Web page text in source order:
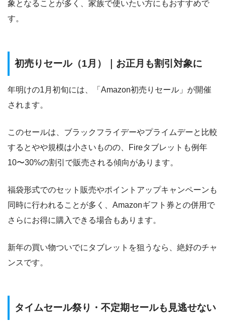
象となることが多く、家族で使いたい方にもおすすめで
す。
初売りセール（1月）｜お正月も割引対象に
年明けの1月初旬には、「Amazon初売りセール」が開催
されます。
このセールは、ブラックフライデーやプライムデーと比較
するとやや規模は小さいものの、Fireタブレットも例年
10〜30%の割引で販売される傾向があります。
福袋形式でのセット販売やポイントアップキャンペーンも
同時に行われることが多く、Amazonギフト券との併用で
さらにお得に購入できる場合もあります。
新年の買い物ついでにタブレットを狙うなら、絶好のチャ
ンスです。
タイムセール祭り・不定期セールも見逃せない